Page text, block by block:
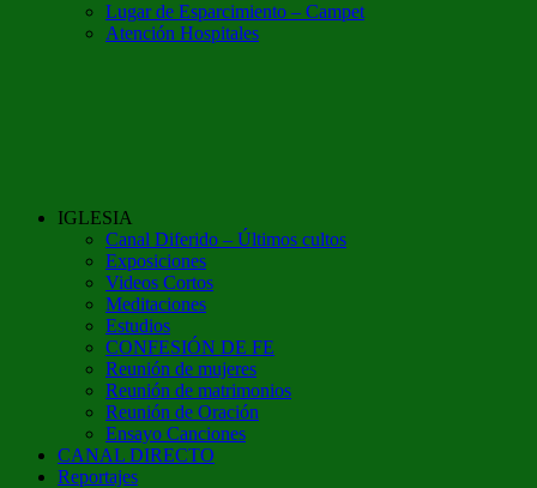
Lugar de Esparcimiento – Campet
Atención Hospitales
IGLESIA
Canal Diferido – Últimos cultos
Exposiciones
Videos Cortos
Meditaciones
Estudios
CONFESIÓN DE FE
Reunión de mujeres
Reunión de matrimonios
Reunión de Oración
Ensayo Canciones
CANAL DIRECTO
Reportajes